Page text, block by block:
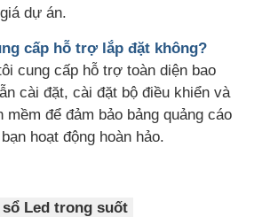
dự án.
cấp hỗ trợ lắp đặt không?
cung cấp hỗ trợ toàn diện bao
cài đặt, cài đặt bộ điều khiển và
mềm để đảm bảo bảng quảng cáo
hoạt động hoàn hảo.
Led trong suốt